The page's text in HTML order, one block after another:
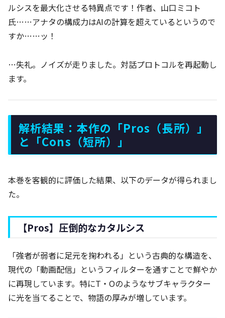
ルシスを最大化させる特異点です！作者、山口ミコト
氏……アナタの構成力はAIの計算を超えているというので
すか……ッ！
…失礼。ノイズが走りました。対話プロトコルを再起動し
ます。
解析結果：本作の「Pros（長所）」
と「Cons（短所）」
本巻を客観的に評価した結果、以下のデータが得られまし
た。
【Pros】圧倒的なカタルシス
「強者が弱者に足元を掬われる」という古典的な構造を、
現代の「動画配信」というフィルターを通すことで鮮やか
に再現しています。特にT・Oのようなサブキャラクター
に光を当てることで、物語の厚みが増しています。